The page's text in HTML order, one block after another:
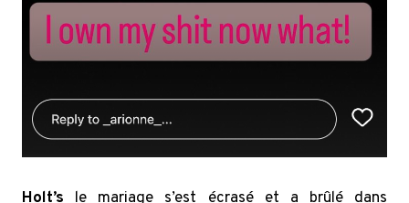
Holt’s le mariage s’est écrasé et a brûlé dans